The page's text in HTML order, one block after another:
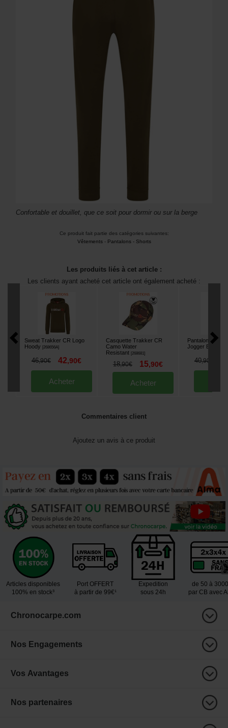
Confortable et douillet, que ce soit pour dormir ou sur la berge
Ce produit fait partie des catégories suivantes:
Vêtements- Pantalons - Shorts
Les produits liés à cet article :
Les clients ayant acheté cet article ont également acheté :
Sweat Trakker CR Logo
Hoody
268656A]
46,90€ 42,90€
Acheter
Casquette Trakker CR
Camo Water
Resistant
268681]
18,90€ 15,90€
Acheter
Pantalon
Jogger Black
40,90
Commentaires client
Ajoutez un avis à ce produit
Articles disponibles
100% en stock³
Port OFFERT
à partir de 99€¹
Expedition
sous 24h
de 50 à
par CB avec
Chronocarpe.com
Nos Engagements
Vos Avantages
Nos partenaires